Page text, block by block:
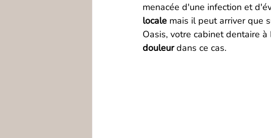
menacée d'une infection et
locale mais il peut arriver que
Oasis, votre cabinet dentaire
douleur dans ce cas.